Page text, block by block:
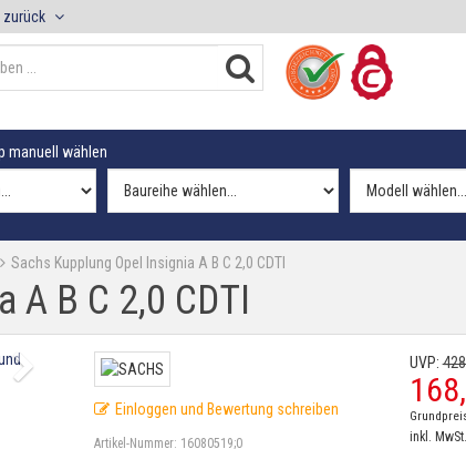
zurück
manuell wählen
Sachs Kupplung Opel Insignia A B C 2,0 CDTI
A B C 2,0 CDTI
Einloggen und Bewertung schreiben
Artikel-Nummer: 16080519;0
UVP:
168,
inkl. MwSt.